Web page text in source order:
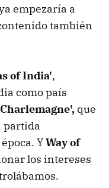
empezaría a
también
of India',
como país
que
partida
YWay of
los intereses